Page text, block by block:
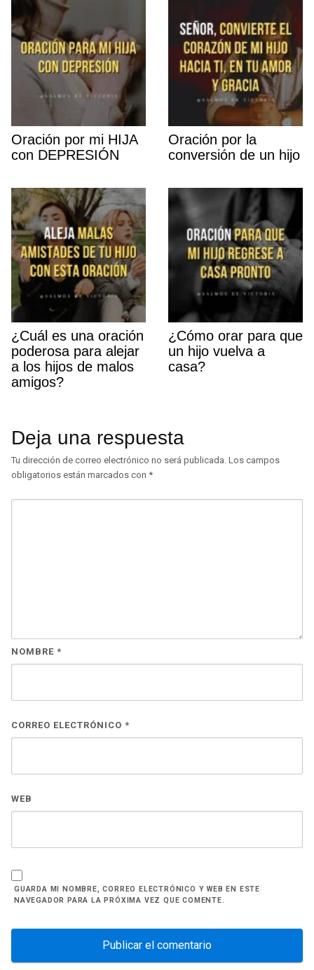
Oración por mi HIJA
con DEPRESIÓN
Oración por la
conversión de un hijo
¿Cuál es una oración
poderosa para alejar
a los hijos de malos
amigos?
¿Cómo orar para que
un hijo vuelva a
casa?
Deja una respuesta
Tu dirección de correo electrónico no será publicada. Los campos
obligatorios están marcados con *
NOMBRE *
CORREO ELECTRÓNICO *
WEB
GUARDA MI NOMBRE, CORREO ELECTRÓNICO Y WEB EN ESTE
NAVEGADOR PARA LA PRÓXIMA VEZ QUE COMENTE.